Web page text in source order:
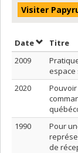
Visiter
DateTrier par
Titre
2009
espace
2020
1990
Pour
de